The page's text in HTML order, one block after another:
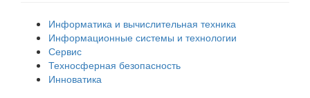
Информатика и вычислительная техника
Информационные системы и технологии
Сервис
Техносферная безопасность
Инноватика